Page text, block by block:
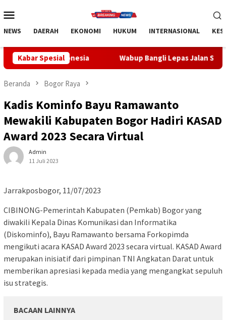
ke
Mobile
NEWS DAERAH EKONOMI HUKUM INTERNASIONAL
Kabar SpesialWabup Bangli Lepas Jalan Santai, Awali
Beranda Bogor Raya
Kadis Kominfo Bayu Ramawanto
Mewakili Kabupaten Bogor Hadiri KASAD
Award 2023 Secara Virtual
Admin
11 Juli 2023
Jarrakposbogor, 11/07/2023
CIBINONG-Pemerintah Kabupaten (Pemkab) Bogor yang
diwakili Kepala Dinas Komunikasi dan Informatika
(Diskominfo), Bayu Ramawanto bersama Forkopimda
mengikuti acara KASAD Award 2023 secara virtual. KASAD Award
merupakan inisiatif dari pimpinan TNI Angkatan Darat untuk
memberikan apresiasi kepada media yang mengangkat sepuluh
isu strategis.
BACAAN LAINNYA